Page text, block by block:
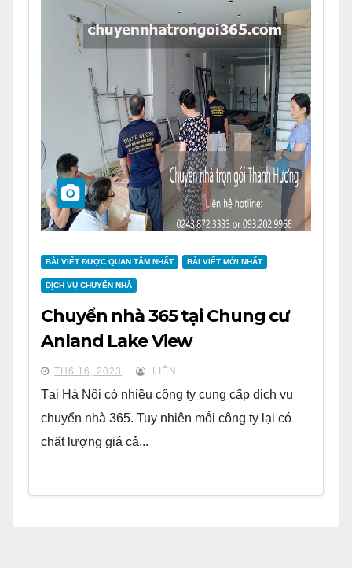
BÀI VIẾT ĐƯỢC QUAN TÂM NHẤT BÀI VIẾT MỚI NHẤT
DỊCH VỤ CHUYỂN NHÀ
Chuyển nhà 365 tại Chung cư
Anland Lake View
TH6 16, 2023 LIÊN
Tại Hà Nội có nhiều công ty cung cấp dịch vụ
chuyển nhà 365. Tuy nhiên mỗi công ty lại có
chất lượng giá cả...